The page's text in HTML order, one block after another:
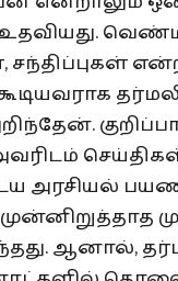
அரசியல்
ஆனால்,